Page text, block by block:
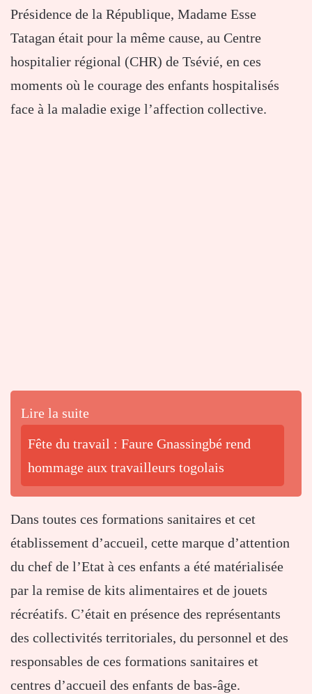
Présidence de la République, Madame Esse
Tatagan était pour la même cause, au Centre
hospitalier régional (CHR) de Tsévié, en ces
moments où le courage des enfants hospitalisés
face à la maladie exige l’affection collective.
Lire la suite
Fête du travail : Faure Gnassingbé rend
hommage aux travailleurs togolais
Dans toutes ces formations sanitaires et cet
établissement d’accueil, cette marque d’attention
du chef de l’Etat à ces enfants a été matérialisée
par la remise de kits alimentaires et de jouets
récréatifs. C’était en présence des représentants
des collectivités territoriales, du personnel et des
responsables de ces formations sanitaires et
centres d’accueil des enfants de bas-âge.